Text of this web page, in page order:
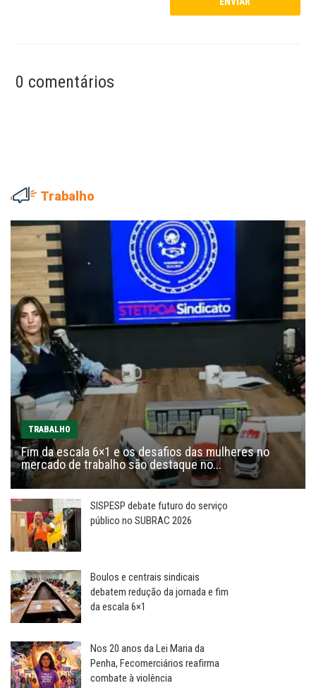
0 comentários
Trabalho
TRABALHO
Fim da escala 6×1 e os desafios das mulheres no
mercado de trabalho são destaque no...
SISPESP debate futuro do serviço
público no SUBRAC 2026
Boulos e centrais sindicais
debatem redução da jornada e fim
da escala 6×1
Nos 20 anos da Lei Maria da
Penha, Fecomerciários reafirma
combate à violência